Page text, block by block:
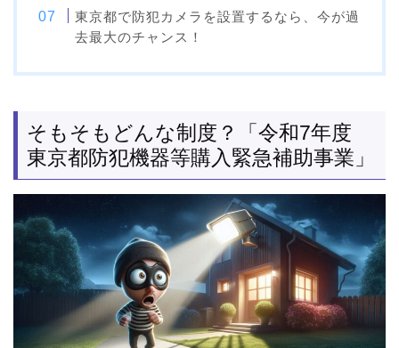
東京都で防犯カメラを設置するなら、今が過
去最大のチャンス！
そもそもどんな制度？「令和7年度
東京都防犯機器等購入緊急補助事業」